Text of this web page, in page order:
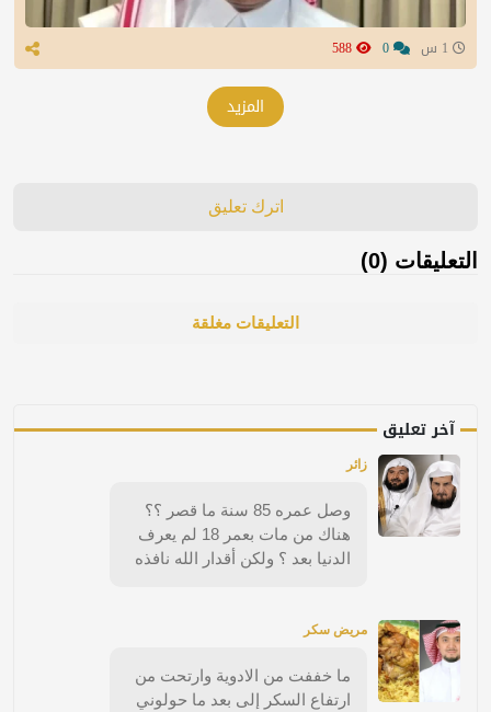
المزيد
اترك تعليق
التعليقات (0)
التعليقات مغلقة
آخر تعليق
زائر
وصل عمره 85 سنة ما قصر ؟؟
هناك من مات بعمر 18 لم يعرف
الدنيا بعد ؟ ولكن أقدار الله نافذه
مريض سكر
ما خففت من الادوية وارتحت من
ارتفاع السكر إلى بعد ما حولوني